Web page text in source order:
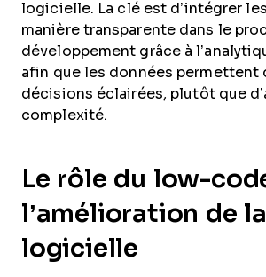
logicielle. La clé est d’intégrer
manière transparente dans le
développement grâce à
afin que les données permettent
décisions éclairées, plutôt que
complexité.
Le rôle du low-
l’amélioration de
logicielle